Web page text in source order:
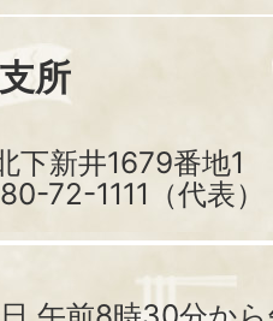
所
下新井1679番地1
72-1111（代表）